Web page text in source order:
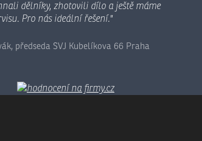
dělníky, zhotovili dílo a ještě máme
Pro nás ideální řešení."
předseda SVJ Kubelíkova 66 Praha